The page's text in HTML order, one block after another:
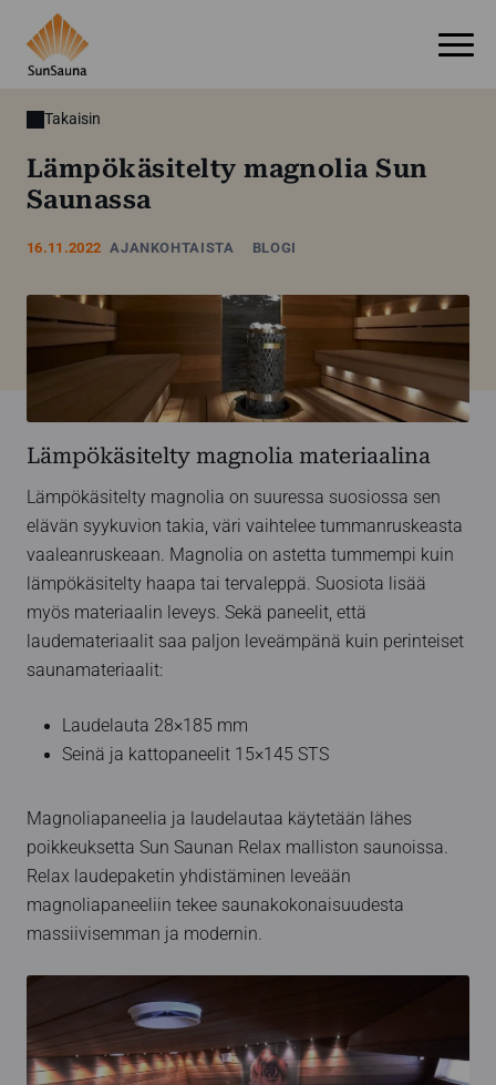
Takaisin
16.11.2022 AJANKOHTAISTA BLOGI
Lämpökäsitelty magnolia Sun
Saunassa
Lämpökäsitelty magnolia materiaalina
Lämpökäsitelty magnolia on suuressa suosiossa sen
elävän syykuvion takia, väri vaihtelee tummanruskeasta
vaaleanruskeaan. Magnolia on astetta tummempi kuin
lämpökäsitelty haapa tai tervaleppä. Suosiota lisää
myös materiaalin leveys. Sekä paneelit, että
laudemateriaalit saa paljon leveämpänä kuin perinteiset
saunamateriaalit:
Laudelauta 28×185 mm
Seinä ja kattopaneelit 15×145 STS
Magnoliapaneelia ja laudelautaa käytetään lähes
poikkeuksetta Sun Saunan Relax malliston saunoissa.
Relax laudepaketin yhdistäminen leveään
magnoliapaneeliin tekee saunakokonaisuudesta
massiivisemman ja modernin.